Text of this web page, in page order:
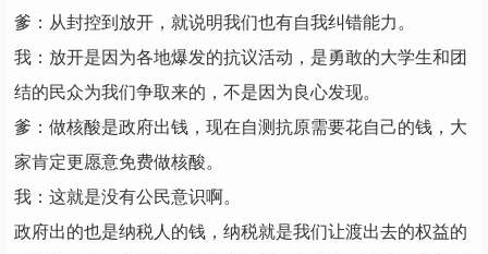
爹：从封控到放开，就说明我们也有自我纠错能力。
我：放开是因为各地爆发的抗议活动，是勇敢的大学生和团
结的民众为我们争取来的，不是因为良心发现。
爹：做核酸是政府出钱，现在自测抗原需要花自己的钱，大
家肯定更愿意免费做核酸。
我：这就是没有公民意识啊。
政府出的也是纳税人的钱，纳税就是我们让渡出去的权益的